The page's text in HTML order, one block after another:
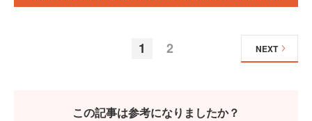
1 2 NEXT
この記事は参考になりましたか？